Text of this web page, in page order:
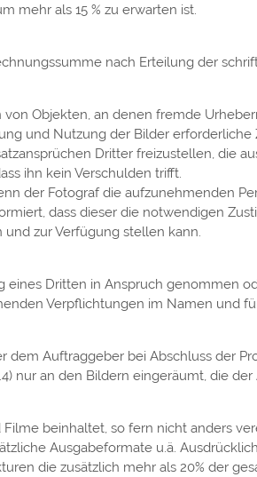
mehr als 15 % zu erwarten ist.
nach Erteilung der
Objekten, an denen fremde
und Nutzung der Bilder
Dritter freizustellen, die
ihn kein Verschulden trifft.
der Fotograf die aufzunehmenden
dass dieser die notwendigen
zur Verfügung stellen kann.
eines Dritten in Anspruch genommen
Verpflichtungen im Namen und
dem Auftraggeber bei Abschluss der
nur an den Bildern eingeräumt, die
beinhaltet, so fern nicht anders
Ausgabeformate u.ä.
die zusätzlich mehr als 20% der